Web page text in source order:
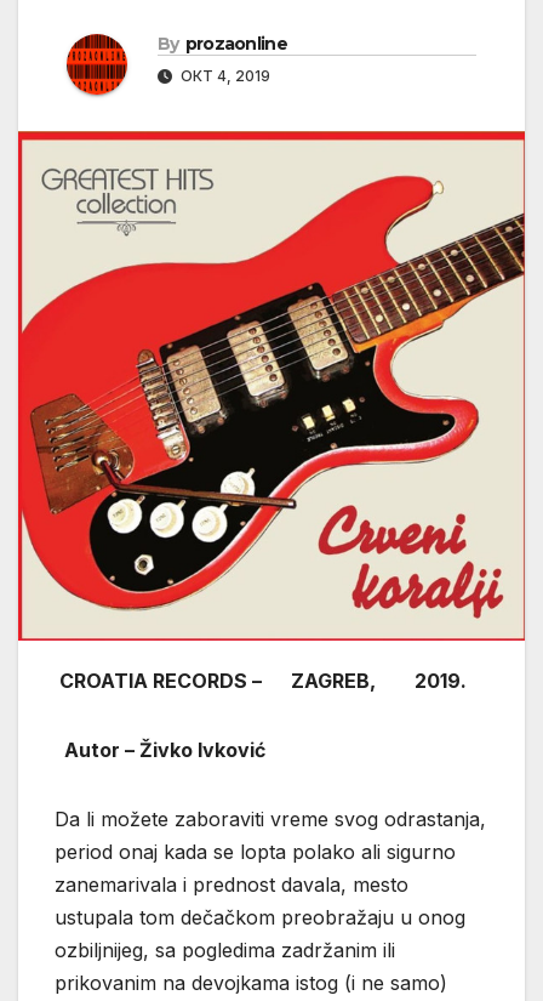
By prozaonline
ОКТ 4, 2019
CROATIA RECORDS – ZAGREB, 2019.
Autor – Živko Ivković
Da li možete zaboraviti vreme svog odrastanja,
period onaj kada se lopta polako ali sigurno
zanemarivala i prednost davala, mesto
ustupala tom dečačkom preobražaju u onog
ozbiljnijeg, sa pogledima zadržanim ili
prikovanim na devojkama istog (i ne samo)